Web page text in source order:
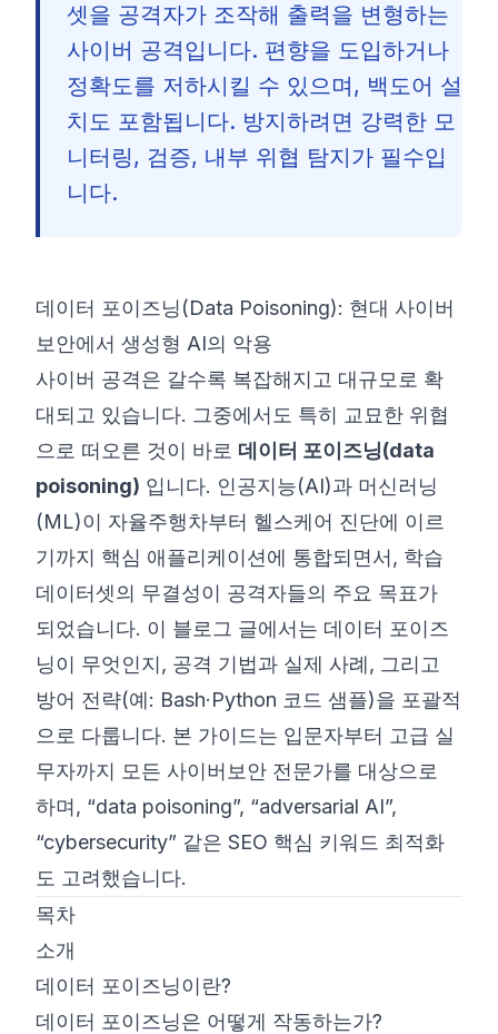
©2026 8200 사이버 부트캠프
셋을 공격자가 조작해 출력을 변형하는
사이버 공격입니다. 편향을 도입하거나
정확도를 저하시킬 수 있으며, 백도어 설
치도 포함됩니다. 방지하려면 강력한 모
니터링, 검증, 내부 위협 탐지가 필수입
니다.
데이터 포이즈닝(Data Poisoning): 현대 사이버
보안에서 생성형 AI의 악용
사이버 공격은 갈수록 복잡해지고 대규모로 확
대되고 있습니다. 그중에서도 특히 교묘한 위협
으로 떠오른 것이 바로 데이터 포이즈닝(data
poisoning) 입니다. 인공지능(AI)과 머신러닝
(ML)이 자율주행차부터 헬스케어 진단에 이르
기까지 핵심 애플리케이션에 통합되면서, 학습
데이터셋의 무결성이 공격자들의 주요 목표가
되었습니다. 이 블로그 글에서는 데이터 포이즈
닝이 무엇인지, 공격 기법과 실제 사례, 그리고
방어 전략(예: Bash·Python 코드 샘플)을 포괄적
으로 다룹니다. 본 가이드는 입문자부터 고급 실
무자까지 모든 사이버보안 전문가를 대상으로
하며, “data poisoning”, “adversarial AI”,
“cybersecurity” 같은 SEO 핵심 키워드 최적화
도 고려했습니다.
목차
소개
데이터 포이즈닝이란?
데이터 포이즈닝은 어떻게 작동하는가?